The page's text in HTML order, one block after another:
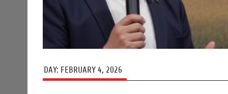
DAY: FEBRUARY 4, 2026